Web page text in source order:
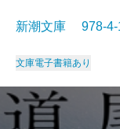
新潮文庫 978-
文庫電子書籍あり